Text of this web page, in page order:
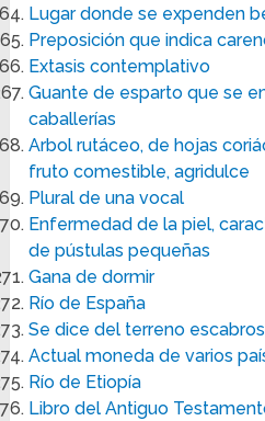
Lugar donde se expenden
Preposición que indica
Extasis contemplativo
Guante de esparto que se
caballerías
Arbol rutáceo, de hojas
fruto comestible, agridulce
Plural de una vocal
Enfermedad de la piel,
de pústulas pequeñas
Gana de dormir
Río de España
Se dice del terreno
Actual moneda de varios
Río de Etiopía
Libro del Antiguo